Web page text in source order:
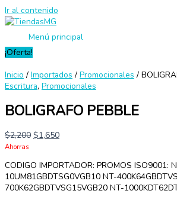
Ir al contenido
Menú principal
¡Oferta!
Inicio / Importados / Promocionales /
Escritura, Promocionales
BOLIGRAFO PEBBLE
$2,200 $1,650
Ahorras
CODIGO IMPORTADOR: PROMOS ISO9001:
10UM81GBDTSG0VGB10 NT-
700K62GBDTVSG15VGB20 NT-